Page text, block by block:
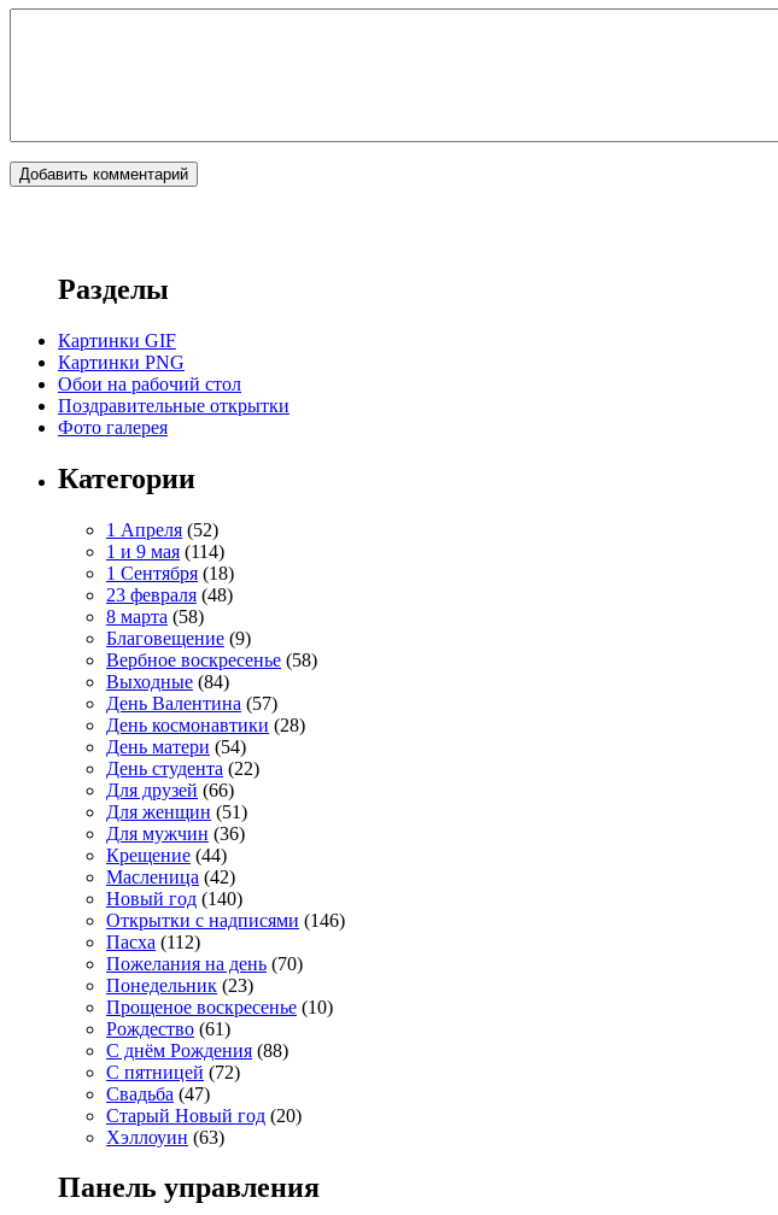
Разделы
Картинки GIF
Картинки PNG
Обои на рабочий стол
Поздравительные открытки
Фото галерея
Категории
1 Апреля (52)
1 и 9 мая (114)
1 Сентября (18)
23 февраля (48)
8 марта (58)
Благовещение (9)
Вербное воскресенье (58)
Выходные (84)
День Валентина (57)
День космонавтики (28)
День матери (54)
День студента (22)
Для друзей (66)
Для женщин (51)
Для мужчин (36)
Крещение (44)
Масленица (42)
Новый год (140)
Открытки с надписями (146)
Пасха (112)
Пожелания на день (70)
Понедельник (23)
Прощеное воскресенье (10)
Рождество (61)
С днём Рождения (88)
С пятницей (72)
Свадьба (47)
Старый Новый год (20)
Хэллоуин (63)
Панель управления